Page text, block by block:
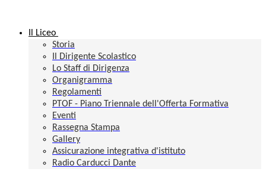
Il Liceo
Storia
Il Dirigente Scolastico
Lo Staff di Dirigenza
Organigramma
Regolamenti
PTOF - Piano Triennale dell'Offerta Formativa
Eventi
Rassegna Stampa
Gallery
Assicurazione integrativa d'istituto
Radio Carducci Dante